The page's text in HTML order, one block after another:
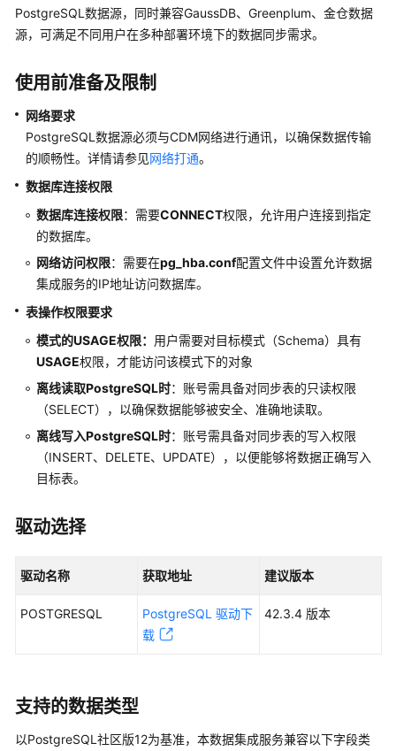
服
务
产
品
介
绍
数
据
理
方
法
快
速
门
户
南
DataArts
Studio
购
并
PostgreSQL数据源，同时兼容GaussDB、Greenplum、金仓数据
源，可满足不同用户在多种部署环境下的数据同步需求。
使用前准备及限制
网络要求
PostgreSQL数据源必须与CDM网络进行通讯，以确保数据传输
的顺畅性。详情请参见网络打通。
数据库连接权限
数据库连接权限：需要CONNECT权限，允许用户连接到指定
的数据库。
网络访问权限：需要在pg_hba.conf配置文件中设置允许数据
集成服务的IP地址访问数据库。
表操作权限要求
模式的USAGE权限： 用户需要对目标模式（Schema）具有
USAGE权限，才能访问该模式下的对象
离线读取PostgreSQL时：账号需具备对同步表的只读权限
（SELECT），以确保数据能够被安全、准确地读取。
离线写入PostgreSQL时：账号需具备对同步表的写入权限
（INSERT、DELETE、UPDATE），以便能够将数据正确写入
目标表。
驱动选择
驱动名称 获取地址 建议版本
POSTGRESQL
PostgreSQL 驱动下
载
42.3.4 版本
支持的数据类型
以PostgreSQL社区版12为基准，本数据集成服务兼容以下字段类